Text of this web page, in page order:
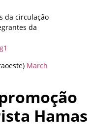
da circulação
da
March
Hamas